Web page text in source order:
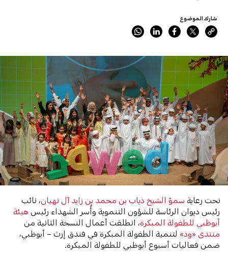
شارك الموضوع
تحت رعايةسموّ الشيخ ذياب بن محمد بن زايد آل نهيان، نائب
رئيس ديوان الرئاسة للشؤون التنموية وأُسر الشهداء رئيس هيئة
أبوظبي للطفولة المبكرة، انطلقت أعمال النسخة الثانية من
منتدى «ود»لتنمية الطفولة المبكرة في فندق إرث – أبوظبي،
ضمن فعاليات أسبوع أبوظبي للطفولة المبكرة.